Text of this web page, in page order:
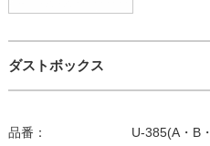
ダストボックス
品番： U-385(A・B